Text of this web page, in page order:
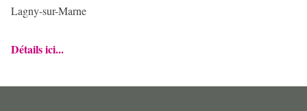
Lagny-sur-Marne
Détails ici...